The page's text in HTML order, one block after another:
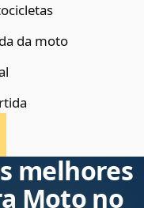
da moto
melhores
Moto no